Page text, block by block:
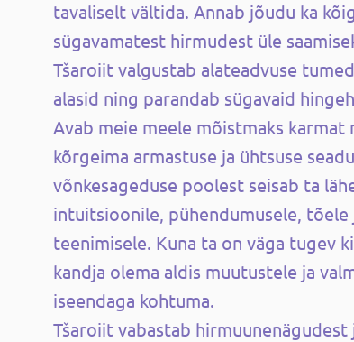
tavaliselt vältida. Annab jõudu ka
sügavamatest hirmudest üle
Tšaroiit valgustab alateadvuse
alasid ning parandab sügavaid
Avab meie meele mõistmaks karmat
kõrgeima armastuse ja ühtsuse
võnkesageduse poolest seisab ta
intuitsioonile, pühendumusele, tõele
teenimisele. Kuna ta on väga tugev
kandja olema aldis muutustele ja
iseendaga kohtuma.
Tšaroiit vabastab hirmuunenägudest